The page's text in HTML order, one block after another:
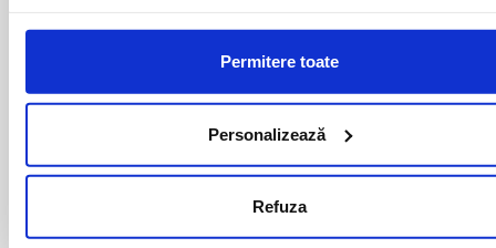
Permitere toate
Personalizează
Refuza
BECLEAN
BLAJ
BRASOV
CALAFAT
PIATRA NEAMT
PISCU VECHI
PITESTI
PLOIESTI
POIANA MARE
RADOVAN
REGHIN
RESITA